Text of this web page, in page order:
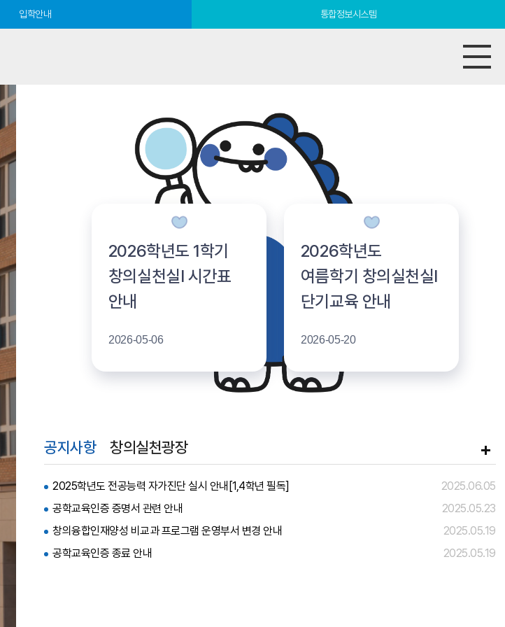
입학안내 통합정보시스템
2026학년도 1학기
창의실천실Ⅰ 시간표
안내
2026-05-06
2026학년도
여름학기 창의실천실Ⅰ
단기교육 안내
2026-05-20
공지사항
2025학년도 전공능력 자가진단 실시 안내[1,4학년 필독]
2025.06.05
공학교육인증 증명서 관련 안내
2025.05.23
창의융합인재양성 비교과 프로그램 운영부서 변경 안내
2025.05.19
공학교육인증 종료 안내
2025.05.19
창의실천광장